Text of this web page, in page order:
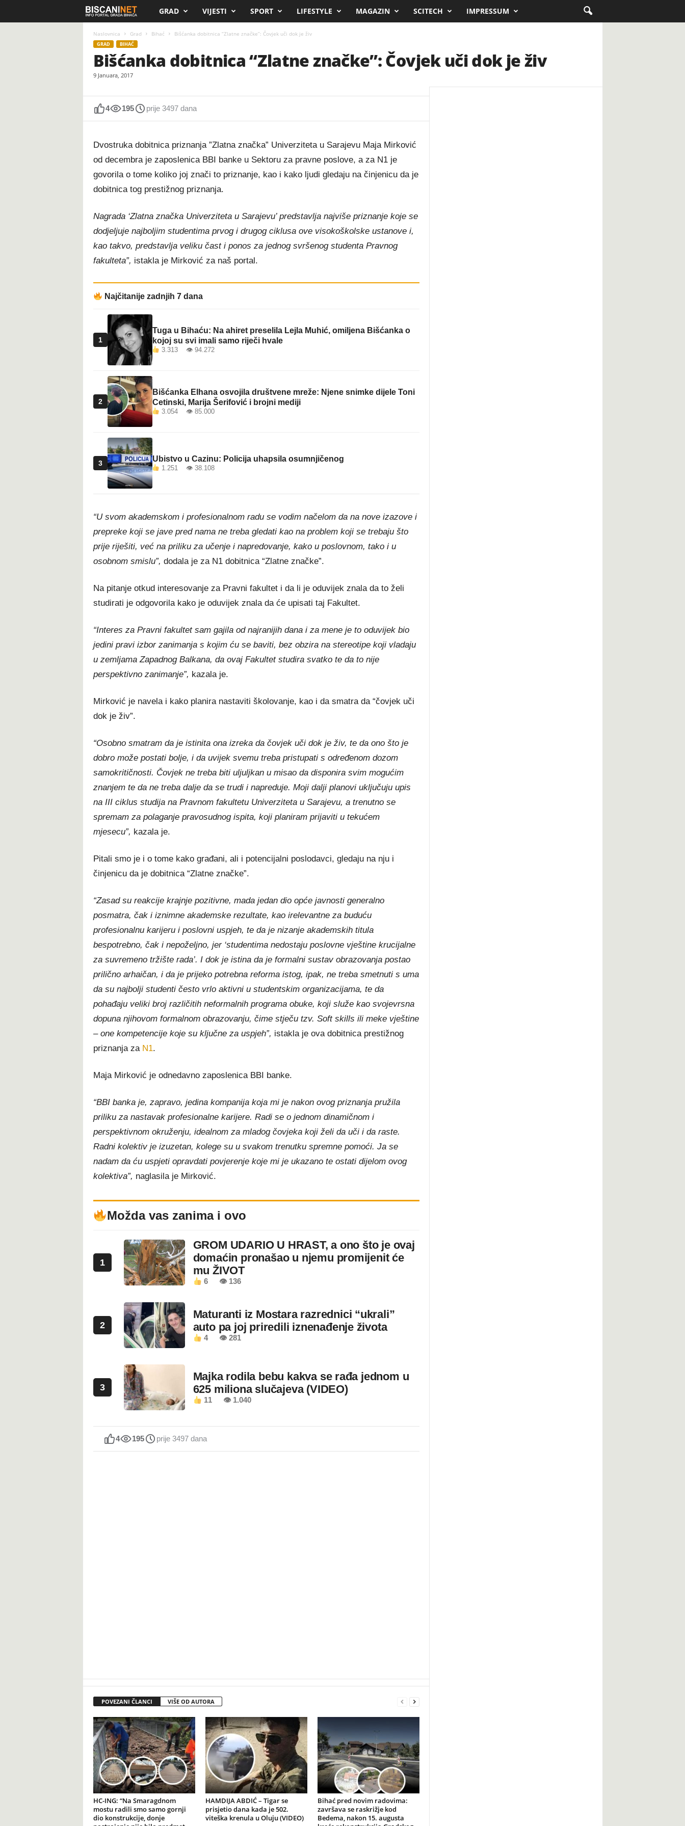
i
n
i
n
t
GRAD VIJESTI SPORT LIFESTYLE MAGAZIN SCITECH IMPRESSUM
Naslovnica Grad Bihać Bišćanka dobitnica “Zlatne značke”: Čovjek uči dok je živ
GRAD BIHAĆ
Bišćanka dobitnica “Zlatne značke”: Čovjek uči dok je živ
9 Januara, 2017
4 195 prije 3497 dana
Dvostruka dobitnica priznanja ”Zlatna značka” Univerziteta u Sarajevu Maja Mirković
od decembra je zaposlenica BBI banke u Sektoru za pravne poslove, a za N1 je
govorila o tome koliko joj znači to priznanje, kao i kako ljudi gledaju na činjenicu da je
dobitnica tog prestižnog priznanja.
Nagrada ‘Zlatna značka Univerziteta u Sarajevu’ predstavlja najviše priznanje koje se
dodjeljuje najboljim studentima prvog i drugog ciklusa ove visokoškolske ustanove i,
kao takvo, predstavlja veliku čast i ponos za jednog svršenog studenta Pravnog
fakulteta”, istakla je Mirković za naš portal.
Najčitanije zadnjih 7 dana
1
Tuga u Bihaću: Na ahiret preselila Lejla Muhić, omiljena Bišćanka o
kojoj su svi imali samo riječi hvale
3.313 👁 94.272
2
Bišćanka Elhana osvojila društvene mreže: Njene snimke dijele Toni
Cetinski, Marija Šerifović i brojni mediji
3.054 👁 85.000
3 Ubistvo u Cazinu: Policija uhapsila osumnjičenog
1.251 👁 38.108
“U svom akademskom i profesionalnom radu se vodim načelom da na nove izazove i
prepreke koji se jave pred nama ne treba gledati kao na problem koji se trebaju što
prije riješiti, već na priliku za učenje i napredovanje, kako u poslovnom, tako i u
osobnom smislu”, dodala je za N1 dobitnica “Zlatne značke”.
Na pitanje otkud interesovanje za Pravni fakultet i da li je oduvijek znala da to želi
studirati je odgovorila kako je oduvijek znala da će upisati taj Fakultet.
“Interes za Pravni fakultet sam gajila od najranijih dana i za mene je to oduvijek bio
jedini pravi izbor zanimanja s kojim ću se baviti, bez obzira na stereotipe koji vladaju
u zemljama Zapadnog Balkana, da ovaj Fakultet studira svatko te da to nije
perspektivno zanimanje”, kazala je.
Mirković je navela i kako planira nastaviti školovanje, kao i da smatra da “čovjek uči
dok je živ”.
“Osobno smatram da je istinita ona izreka da čovjek uči dok je živ, te da ono što je
dobro može postati bolje, i da uvijek svemu treba pristupati s određenom dozom
samokritičnosti. Čovjek ne treba biti uljuljkan u misao da disponira svim mogućim
znanjem te da ne treba dalje da se trudi i napreduje. Moji dalji planovi uključuju upis
na III ciklus studija na Pravnom fakultetu Univerziteta u Sarajevu, a trenutno se
spremam za polaganje pravosudnog ispita, koji planiram prijaviti u tekućem
mjesecu”, kazala je.
Pitali smo je i o tome kako građani, ali i potencijalni poslodavci, gledaju na nju i
činjenicu da je dobitnica “Zlatne značke”.
“Zasad su reakcije krajnje pozitivne, mada jedan dio opće javnosti generalno
posmatra, čak i iznimne akademske rezultate, kao irelevantne za buduću
profesionalnu karijeru i poslovni uspjeh, te da je nizanje akademskih titula
bespotrebno, čak i nepoželjno, jer ‘studentima nedostaju poslovne vještine krucijalne
za suvremeno tržište rada’. I dok je istina da je formalni sustav obrazovanja postao
prilično arhaičan, i da je prijeko potrebna reforma istog, ipak, ne treba smetnuti s uma
da su najbolji studenti često vrlo aktivni u studentskim organizacijama, te da
pohađaju veliki broj različitih neformalnih programa obuke, koji služe kao svojevrsna
dopuna njihovom formalnom obrazovanju, čime stječu tzv. Soft skills ili meke vještine
– one kompetencije koje su ključne za uspjeh”, istakla je ova dobitnica prestižnog
priznanja za N1.
Maja Mirković je odnedavno zaposlenica BBI banke.
“BBI banka je, zapravo, jedina kompanija koja mi je nakon ovog priznanja pružila
priliku za nastavak profesionalne karijere. Radi se o jednom dinamičnom i
perspektivnom okruženju, idealnom za mladog čovjeka koji želi da uči i da raste.
Radni kolektiv je izuzetan, kolege su u svakom trenutku spremne pomoći. Ja se
nadam da ću uspjeti opravdati povjerenje koje mi je ukazano te ostati dijelom ovog
kolektiva”, naglasila je Mirković.
Možda vas zanima i ovo
1
GROM UDARIO U HRAST, a ono što je ovaj
domaćin pronašao u njemu promijenit će
mu ŽIVOT
6 👁 136
2
Maturanti iz Mostara razrednici “ukrali”
auto pa joj priredili iznenađenje života
4 👁 281
3
Majka rodila bebu kakva se rađa jednom u
625 miliona slučajeva (VIDEO)
11 👁 1.040
4 195 prije 3497 dana
POVEZANI ČLANCI VIŠE OD AUTORA
HC-ING: “Na Smaragdnom
mostu radili smo samo gornji
dio konstrukcije, donje
HAMDIJA ABDIĆ – Tigar se
prisjetio dana kada je 502.
viteška krenula u Oluju (VIDEO)
Bihać pred novim radovima:
završava se raskrižje kod
Bedema, nakon 15. augusta